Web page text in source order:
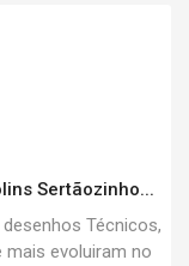
Sertãozinho...
Técnicos,
evoluiram no